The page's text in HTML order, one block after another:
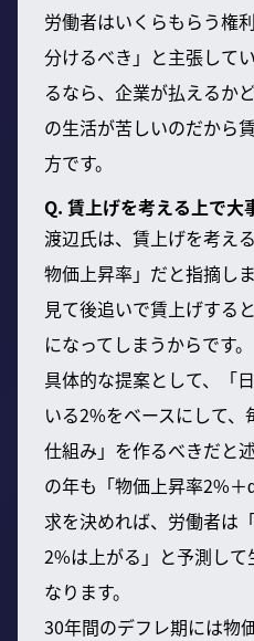
労働者はいくらもらう権
分けるべき」と主張して
るなら、企業が払えるか
の生活が苦しいのだから
方です。
Q. 賃上げを考える上で大
渡辺氏は、賃上げを考え
物価上昇率」だと指摘し
見て後追いで賃上げする
になってしまうからです。
具体的な提案として、「
いる2%をベースにして
仕組み」を作るべきだと
の年も「物価上昇率2%
求を決めれば、労働者は
2%は上がる」と予測し
なります。
30年間のデフレ期には物